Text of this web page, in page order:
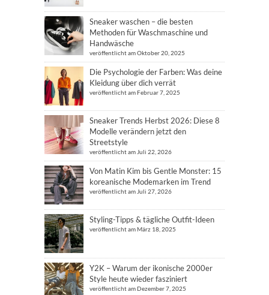
Sneaker waschen – die besten
Methoden für Waschmaschine und
Handwäsche
veröffentlicht am Oktober 20, 2025
Die Psychologie der Farben: Was deine
Kleidung über dich verrät
veröffentlicht am Februar 7, 2025
Sneaker Trends Herbst 2026: Diese 8
Modelle verändern jetzt den
Streetstyle
veröffentlicht am Juli 22, 2026
Von Matin Kim bis Gentle Monster: 15
koreanische Modemarken im Trend
veröffentlicht am Juli 27, 2026
Styling-Tipps & tägliche Outfit-Ideen
veröffentlicht am März 18, 2025
Y2K – Warum der ikonische 2000er
Style heute wieder fasziniert
veröffentlicht am Dezember 7, 2025